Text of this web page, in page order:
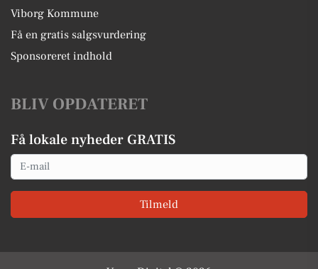
Viborg Kommune
Få en gratis salgsvurdering
Sponsoreret indhold
BLIV OPDATERET
Få lokale nyheder GRATIS
Email
Tilmeld